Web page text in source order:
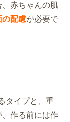
、赤ちゃんの肌
の配慮が必要で
タイプと、重
作る前には作